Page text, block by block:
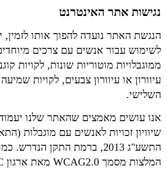
נגישות אתר האינטרנט
הנגשת האתר נועדה להפוך אותו לזמין,
לשימוש עבור אנשים עם צרכים
ממוגבלויות מוטוריות שונות, לקויות
עיוורון או עיוורון צבעים, לקויות
השלישי.
אנו עושים מאמצים שהאתר שלנו
שיוויון זכויות לאנשים עם מוגבלות
התשע"ג 2013, ברמת התקן
המלצות מסמך WCAG2.0 מאת ארגון W3C.